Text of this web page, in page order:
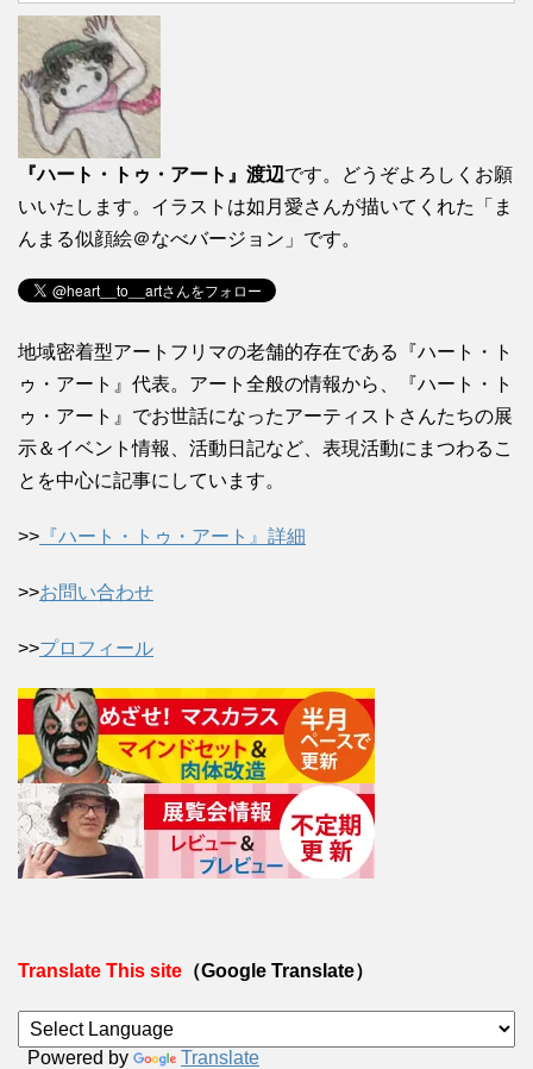
『ハート・トゥ・アート』渡辺です。どうぞよろしくお願
いいたします。イラストは如月愛さんが描いてくれた「ま
んまる似顔絵＠なべバージョン」です。
地域密着型アートフリマの老舗的存在である『ハート・ト
ゥ・アート』代表。アート全般の情報から、『ハート・ト
ゥ・アート』でお世話になったアーティストさんたちの展
示＆イベント情報、活動日記など、表現活動にまつわるこ
とを中心に記事にしています。
>> 『ハート・トゥ・アート』詳細
>>お問い合わせ
>>プロフィール
Translate This site （Google Translate）
Powered by Translate